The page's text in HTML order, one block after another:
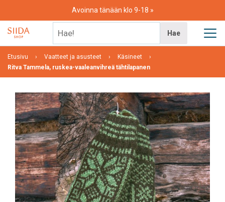
content
Avoinna tänään klo 9-18
Hae
Etusivu Vaatteet ja asusteet
Käsineet
Ritva Tammela, ruskea-vaaleanvihreä tähtilapanen